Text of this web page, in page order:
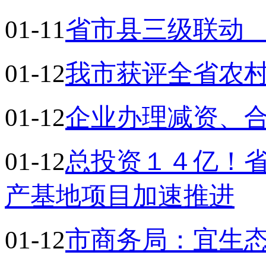
01-11省市县三级联动
01-12我市获评全省农
01-12企业办理减资、
01-12总投资１４亿！
产基地项目加速推进
01-12市商务局：宜生